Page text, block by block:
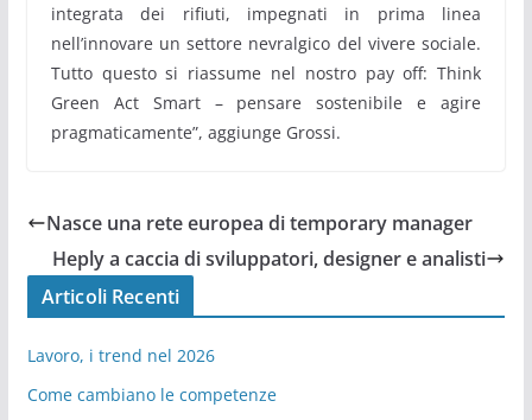
integrata dei rifiuti, impegnati in prima linea
nell’innovare un settore nevralgico del vivere sociale.
Tutto questo si riassume nel nostro pay off: Think
Green Act Smart – pensare sostenibile e agire
pragmaticamente”, aggiunge Grossi.
Nasce una rete europea di temporary manager
Heply a caccia di sviluppatori, designer e analisti
Articoli Recenti
Lavoro, i trend nel 2026
Come cambiano le competenze